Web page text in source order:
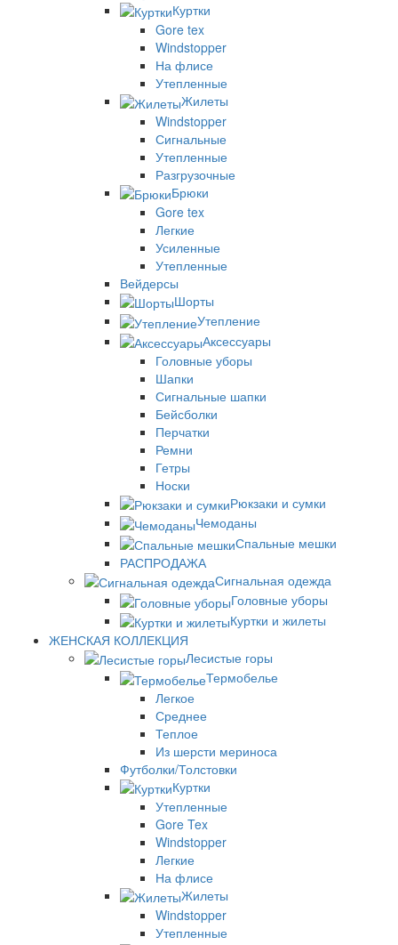
Куртки
Gore tex
Windstopper
На флисе
Утепленные
Жилеты
Windstopper
Сигнальные
Утепленные
Разгрузочные
Брюки
Gore tex
Легкие
Усиленные
Утепленные
Вейдерсы
Шорты
Утепление
Аксессуары
Головные уборы
Шапки
Сигнальные шапки
Бейсболки
Перчатки
Ремни
Гетры
Носки
Рюкзаки и сумки
Чемоданы
Спальные мешки
РАСПРОДАЖА
Сигнальная одежда
Головные уборы
Куртки и жилеты
ЖЕНСКАЯ КОЛЛЕКЦИЯ
Лесистые горы
Термобелье
Легкое
Среднее
Теплое
Из шерсти мериноса
Футболки/Толстовки
Куртки
Утепленные
Gore Tex
Windstopper
Легкие
На флисе
Жилеты
Windstopper
Утепленные